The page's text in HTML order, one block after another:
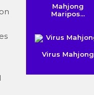
Mahjong
Maripos...
Virus Mahjong